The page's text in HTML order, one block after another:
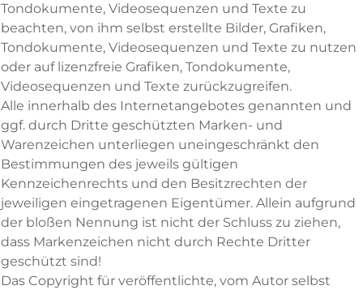
Tondokumente, Videosequenzen und Texte zu
beachten, von ihm selbst erstellte Bilder, Grafiken,
Tondokumente, Videosequenzen und Texte zu nutzen
oder auf lizenzfreie Grafiken, Tondokumente,
Videosequenzen und Texte zurückzugreifen.
Alle innerhalb des Internetangebotes genannten und
ggf. durch Dritte geschützten Marken- und
Warenzeichen unterliegen uneingeschränkt den
Bestimmungen des jeweils gültigen
Kennzeichenrechts und den Besitzrechten der
jeweiligen eingetragenen Eigentümer. Allein aufgrund
der bloßen Nennung ist nicht der Schluss zu ziehen,
dass Markenzeichen nicht durch Rechte Dritter
geschützt sind!
Das Copyright für veröffentlichte, vom Autor selbst